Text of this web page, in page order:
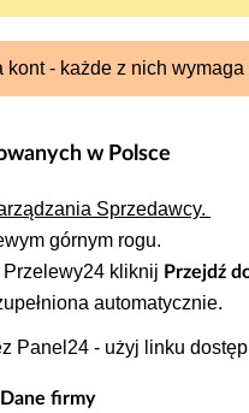
- każde z nich wymaga
w Polsce
Sprzedawcy.
górnym rogu.
Przelewy24 kliknij Przejdź
automatycznie.
Panel24 - użyj linku
firmy